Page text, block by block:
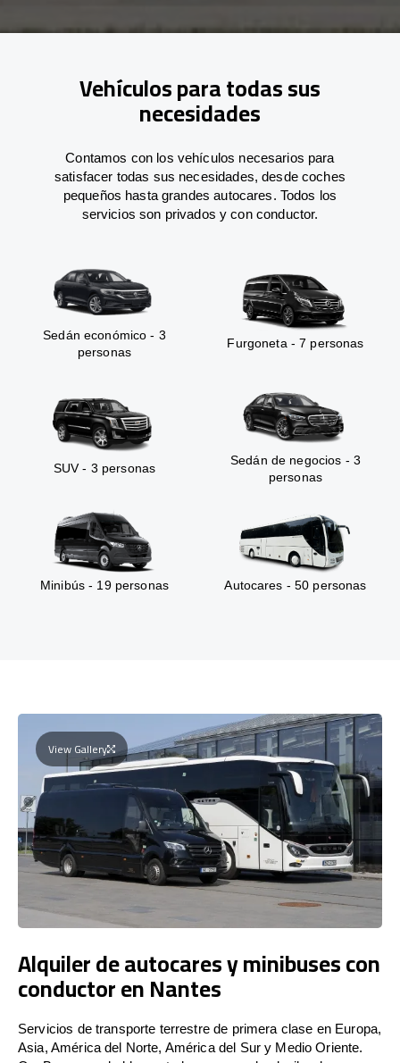
Vehículos para todas sus
necesidades
Contamos con los vehículos necesarios para
satisfacer todas sus necesidades, desde coches
pequeños hasta grandes autocares. Todos los
servicios son privados y con conductor.
Sedán económico - 3
personas
Furgoneta - 7 personas
SUV - 3 personas
Sedán de negocios - 3
personas
Minibús - 19 personas Autocares - 50 personas
View Gallery
Alquiler de autocares y minibuses con
conductor en Nantes
Servicios de transporte terrestre de primera clase en Europa,
Asia, América del Norte, América del Sur y Medio Oriente.